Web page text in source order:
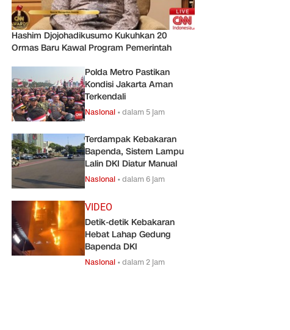
Hashim Djojohadikusumo Kukuhkan 20
Ormas Baru Kawal Program Pemerintah
Polda Metro Pastikan
Kondisi Jakarta Aman
Terkendali
Nasional •dalam 5 jam
Terdampak Kebakaran
Bapenda, Sistem Lampu
Lalin DKI Diatur Manual
Nasional •dalam 6 jam
VIDEO
Detik-detik Kebakaran
Hebat Lahap Gedung
Bapenda DKI
Nasional •dalam 2 jam